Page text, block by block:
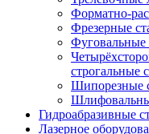
Форматно-
Фрезерные
Фуговальные
строгальные
Шипорезные
Гидроабразивные
Лазерное